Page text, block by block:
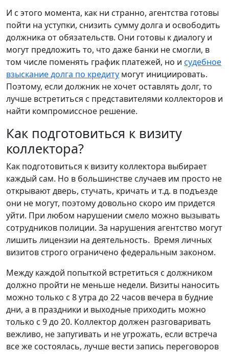
И с этого момента, как ни странно, агентства готовы
пойти на уступки, снизить сумму долга и освободить
должника от обязательств. Они готовы к диалогу и
могут предложить то, что даже банки не смогли, в
том числе поменять график платежей, но и судебное
взыскание долга по кредиту могут инициировать.
Поэтому, если должник не хочет оставлять долг, то
лучше встретиться с представителями коллекторов и
найти компромиссное решение.
Как подготовиться к визиту
коллектора?
Как подготовиться к визиту коллектора выбирает
каждый сам. Но в большинстве случаев им просто не
открывают дверь, стучать, кричать и т.д. в подъезде
они не могут, поэтому довольно скоро им придется
уйти. При любом нарушении смело можно вызывать
сотрудников полиции. За нарушения агентство могут
лишить лицензии на деятельность. Время личных
визитов строго ограничено федеральным законом.
Между каждой попыткой встретиться с должником
должно пройти не меньше недели. Визиты наносить
можно только с 8 утра до 22 часов вечера в будние
дни, а в праздники и выходные приходить можно
только с 9 до 20. Коллектор должен разговаривать
вежливо, не запугивать и не угрожать, если встреча
все же состоялась, лучше вести запись переговоров